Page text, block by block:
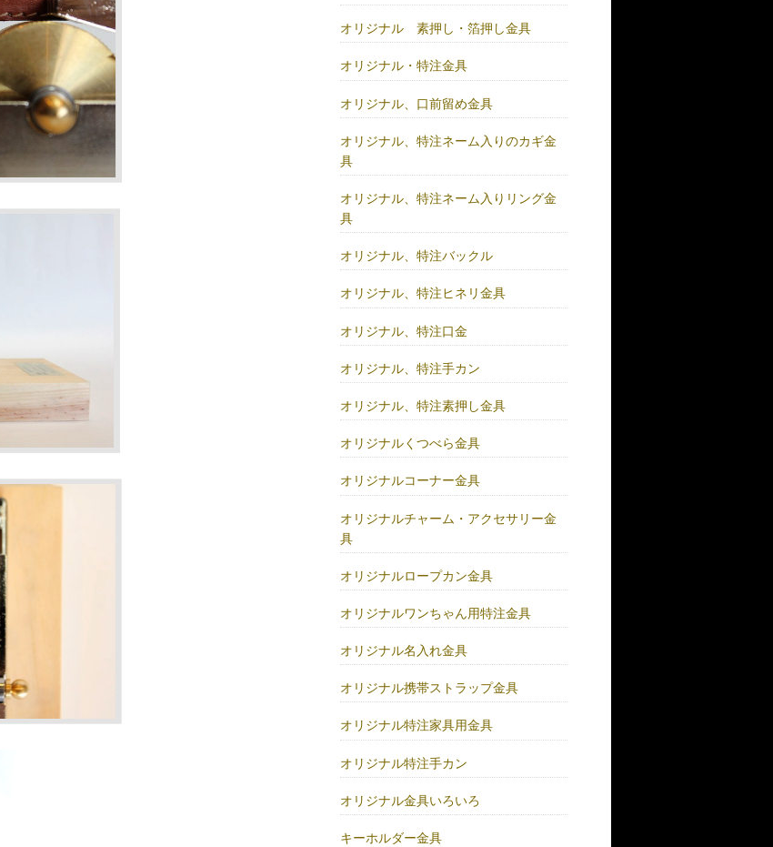
オリジナル 素押し・箔押し金具
オリジナル・特注金具
オリジナル、口前留め金具
オリジナル、特注ネーム入りのカギ金
具
オリジナル、特注ネーム入りリング金
具
オリジナル、特注バックル
オリジナル、特注ヒネリ金具
オリジナル、特注口金
オリジナル、特注手カン
オリジナル、特注素押し金具
オリジナルくつべら金具
オリジナルコーナー金具
オリジナルチャーム・アクセサリー金
具
オリジナルロープカン金具
オリジナルワンちゃん用特注金具
オリジナル名入れ金具
オリジナル携帯ストラップ金具
オリジナル特注家具用金具
オリジナル特注手カン
オリジナル金具いろいろ
キーホルダー金具